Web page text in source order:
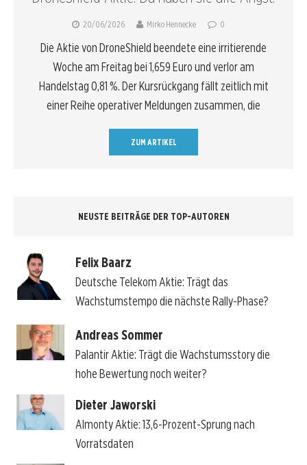
20/06/2026 Mirko Hennecke 0
Die Aktie von DroneShield beendete eine irritierende
Woche am Freitag bei 1,659 Euro und verlor am
Handelstag 0,81 %. Der Kursrückgang fällt zeitlich mit
einer Reihe operativer Meldungen zusammen, die
ZUM ARTIKEL
NEUSTE BEITRÄGE DER TOP-AUTOREN
Felix Baarz
Deutsche Telekom Aktie: Trägt das
Wachstumstempo die nächste Rally-Phase?
Andreas Sommer
Palantir Aktie: Trägt die Wachstumsstory die
hohe Bewertung noch weiter?
Dieter Jaworski
Almonty Aktie: 13,6-Prozent-Sprung nach
Vorratsdaten